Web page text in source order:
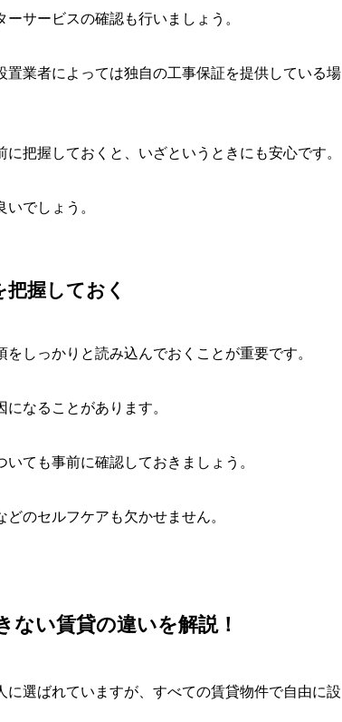
サービスの確認も行いましょう。
業者によっては独自の工事保証を提供している場
把握しておくと、いざというときにも安心です。
でしょう。
握しておく
しっかりと読み込んでおくことが重要です。
なることがあります。
ても事前に確認しておきましょう。
のセルフケアも欠かせません。
い賃貸の違いを解説！
選ばれていますが、すべての賃貸物件で自由に設